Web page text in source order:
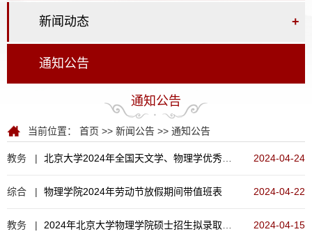
新闻动态 +
通知公告
通知公告
当前位置： 首页 >> 新闻公告 >> 通知公告
教务 | 北京大学2024年全国天文学、物理学优秀大学生暑期学校通知 2024-04-24
综合 | 物理学院2024年劳动节放假期间带值班表 2024-04-22
教务 | 2024年北京大学物理学院硕士招生拟录取名单公示 2024-04-15